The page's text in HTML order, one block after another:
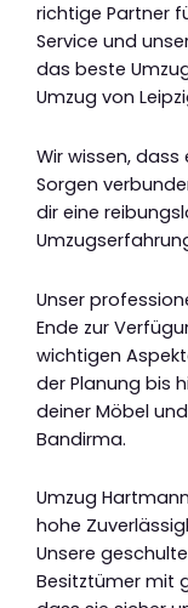
richtige Partner
Service und
das beste
Umzug von
Wir wissen,
Sorgen
dir eine
Unser
Ende zur
wichtigen
der Planung bis
deiner Möbel
Bandirma.
Umzug
hohe
Unsere
Besitztümer mit